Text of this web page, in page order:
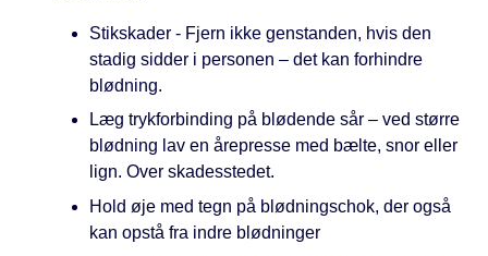
Stikskader - Fjern ikke genstanden, hvis den
stadig sidder i personen – det kan forhindre
blødning.
Læg trykforbinding på blødende sår – ved større
blødning lav en årepresse med bælte, snor eller
lign. Over skadesstedet.
Hold øje med tegn på blødningschok, der også
kan opstå fra indre blødninger